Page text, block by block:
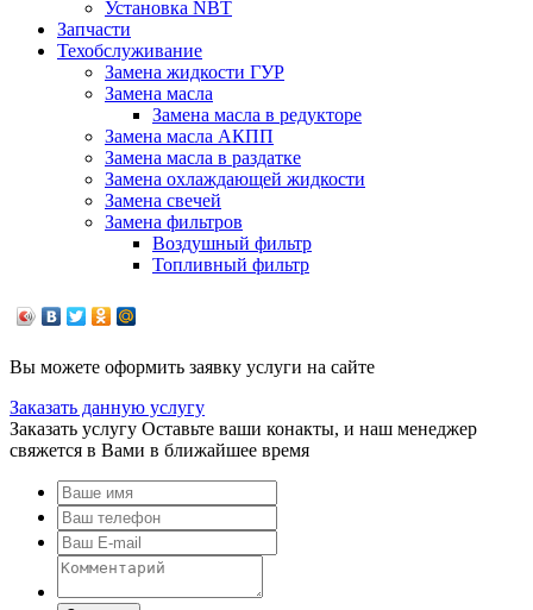
Установка NBT
Запчасти
Техобслуживание
Замена жидкости ГУР
Замена масла
Замена масла в редукторе
Замена масла АКПП
Замена масла в раздатке
Замена охлаждающей жидкости
Замена свечей
Замена фильтров
Воздушный фильтр
Топливный фильтр
Вы можете оформить заявку услуги на сайте
Заказать данную услугу
Заказать услугу Оставьте ваши конакты, и наш менеджер
свяжется в Вами в ближайшее время